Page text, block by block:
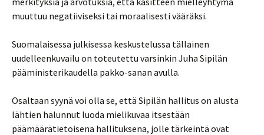
muuttuu negatiiviseksi tai moraalisesti vääräksi.
Suomalaisessa julkisessa keskustelussa tällainen
uudelleenkuvailu on toteutettu varsinkin Juha Sipilän
pääministerikaudella pakko-sanan avulla.
Osaltaan syynä voi olla se, että Sipilän hallitus on alusta
lähtien halunnut luoda mielikuvaa itsestään
päämäärätietoisena hallituksena, jolle tärkeintä ovat